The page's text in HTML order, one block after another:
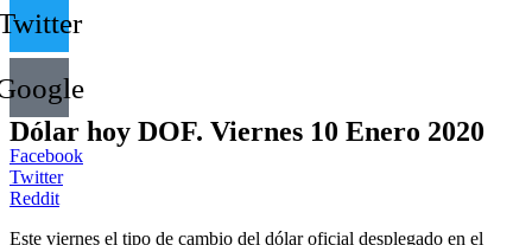
Dólar hoy DOF. Viernes 10 Enero 2020
Facebook
Twitter
Reddit
Este viernes el tipo de cambio del dólar oficial desplegado en el